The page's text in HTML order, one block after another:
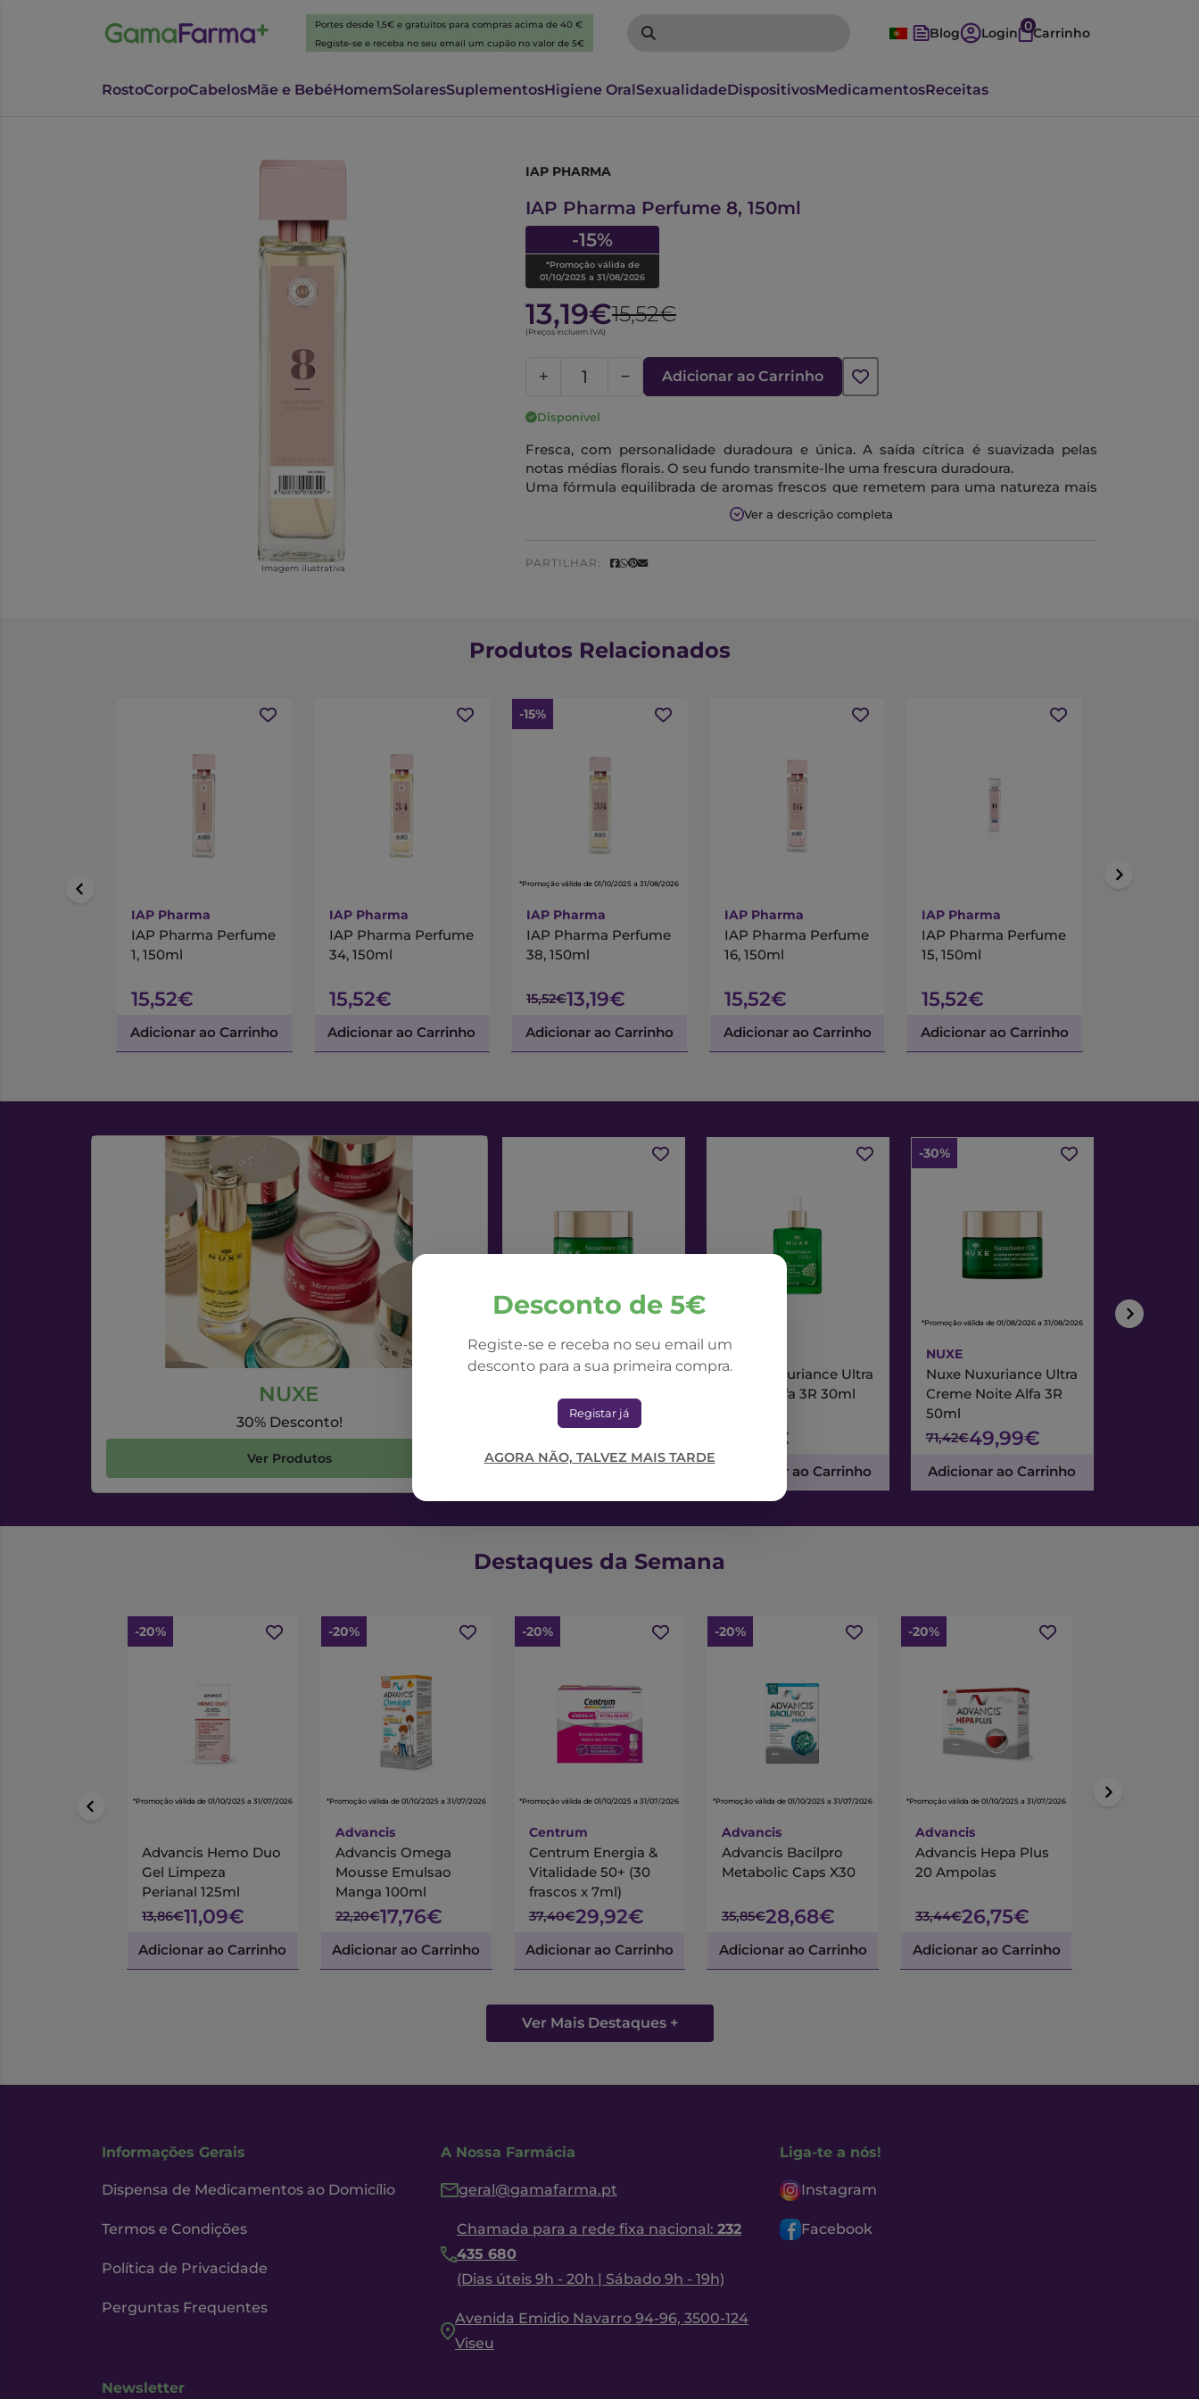
Portes desde 1,5€ e gratuitos para compras acima de 40 €
Registe-se e receba no seu email um cupão no valor de 5€
Blog Login 0Carrinho
RostoCorpoCabelosMãe e BebéHomemSolaresSuplementosHigiene OralSexualidadeDispositivosMedicamentosReceitas
Imagem ilustrativa
IAP PHARMA
IAP Pharma Perfume 8, 150ml
-15%
*Promoção válida de
01/10/2025 a 31/08/2026
13,19€15,52€
(Preços incluem IVA)
Adicionar ao Carrinho
Disponível
Fresca, com personalidade duradoura e única. A saída cítrica é suavizada pelas
notas médias florais. O seu fundo transmite-lhe uma frescura duradoura.
Uma fórmula equilibrada de aromas frescos que remetem para uma natureza mais
Notas Olfativas
Saída: Limão
Ver a descrição completa
PARTILHAR:
Desconto de 5€
Registe-se e receba no seu email um
desconto para a sua primeira compra.
Registar já
AGORA NÃO, TALVEZ MAIS TARDE
Produtos Relacionados
IAP Pharma
IAP Pharma Perfume
1, 150ml
15,52€
Adicionar ao Carrinho
IAP Pharma
IAP Pharma Perfume
34, 150ml
15,52€
Adicionar ao Carrinho
-15%
*Promoção válida de 01/10/2025 a 31/08/2026
IAP Pharma
IAP Pharma Perfume
38, 150ml
15,52€13,19€
Adicionar ao Carrinho
IAP Pharma
IAP Pharma Perfume
16, 150ml
15,52€
Adicionar ao Carrinho
IAP Pharma
IAP Pharma Perfume
15, 150ml
15,52€
Adicionar ao Carrinho
NUXE
30% Desconto!
Ver Produtos
NUXE
Nuxe Nuxuriance Ultra
NUXE
Nuxe Nuxuriance Ultra
Sérum Alfa 3R 30ml
73,56€
Adicionar ao Carrinho
-30%
*Promoção válida de 01/08/2026 a 31/08/2026
NUXE
Nuxe Nuxuriance Ultra
Creme Noite Alfa 3R
50ml
71,42€49,99€
Adicionar ao Carrinho
*Promoção válida
Destaques da Semana
-20%
*Promoção válida de 01/10/2025 a 31/07/2026
Advancis Hemo Duo
Gel Limpeza
Perianal 125ml
13,86€11,09€
Adicionar ao Carrinho
-20%
*Promoção válida de 01/10/2025 a 31/07/2026
Advancis
Advancis Omega
Mousse Emulsao
Manga 100ml
22,20€17,76€
Adicionar ao Carrinho
-20%
*Promoção válida de 01/10/2025 a 31/07/2026
Centrum
Centrum Energia &
Vitalidade 50+ (30
frascos x 7ml)
37,40€29,92€
Adicionar ao Carrinho
-20%
*Promoção válida de 01/10/2025 a 31/07/2026
Advancis
Advancis Bacilpro
Metabolic Caps X30
35,85€28,68€
Adicionar ao Carrinho
-20%
*Promoção válida de 01/10/2025 a 31/07/2026
Advancis
Advancis Hepa Plus
20 Ampolas
33,44€26,75€
Adicionar ao Carrinho
*Promoção válida de 01/
Ver Mais Destaques +
Informações Gerais
Dispensa de Medicamentos ao Domicílio
Termos e Condições
Política de Privacidade
Perguntas Frequentes
A Nossa Farmácia
geral@gamafarma.pt
Chamada para a rede fixa nacional: 232
435 680
(Dias úteis 9h - 20h | Sábado 9h - 19h)
Avenida Emidio Navarro 94-96, 3500-124
Viseu
Liga-te a nós!
Instagram
Facebook
Newsletter